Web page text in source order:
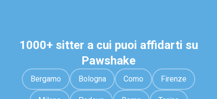
1000+ sitter a cui puoi affidarti su
Pawshake
Bergamo Bologna Como Firenze